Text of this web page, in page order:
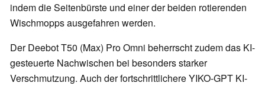
indem die Seitenbürste und einer der beiden rotierenden
Wischmopps ausgefahren werden.
Der Deebot T50 (Max) Pro Omni beherrscht zudem das KI-
gesteuerte Nachwischen bei besonders starker
Verschmutzung. Auch der fortschrittlichere YIKO-GPT KI-